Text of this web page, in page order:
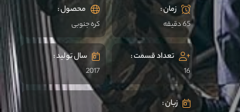
زمان :
65 دقیقه
محصول :
کره جنوبی
تعداد قسمت :
16
سال تولید :
2017
زبان :